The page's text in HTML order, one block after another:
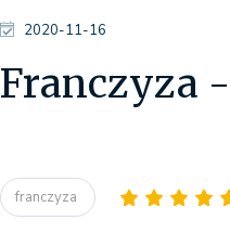
2020-11-16
Franczyza
franczyza